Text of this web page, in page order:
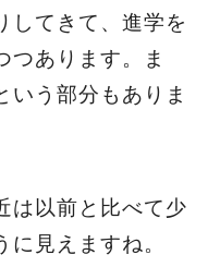
してきて、進学を
つあります。ま
いう部分もありま
は以前と比べて少
に見えますね。